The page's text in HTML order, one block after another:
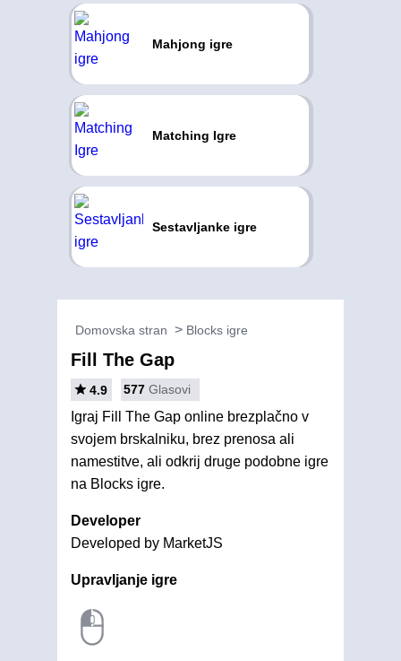
Mahjong igre
Matching Igre
Sestavljanke igre
Domovska stran Blocks igre
Fill The Gap
4.9 577 Glasovi
Igraj Fill The Gap online brezplačno v
svojem brskalniku, brez prenosa ali
namestitve, ali odkrij druge podobne igre
na Blocks igre.
Developer
Developed by MarketJS
Upravljanje igre